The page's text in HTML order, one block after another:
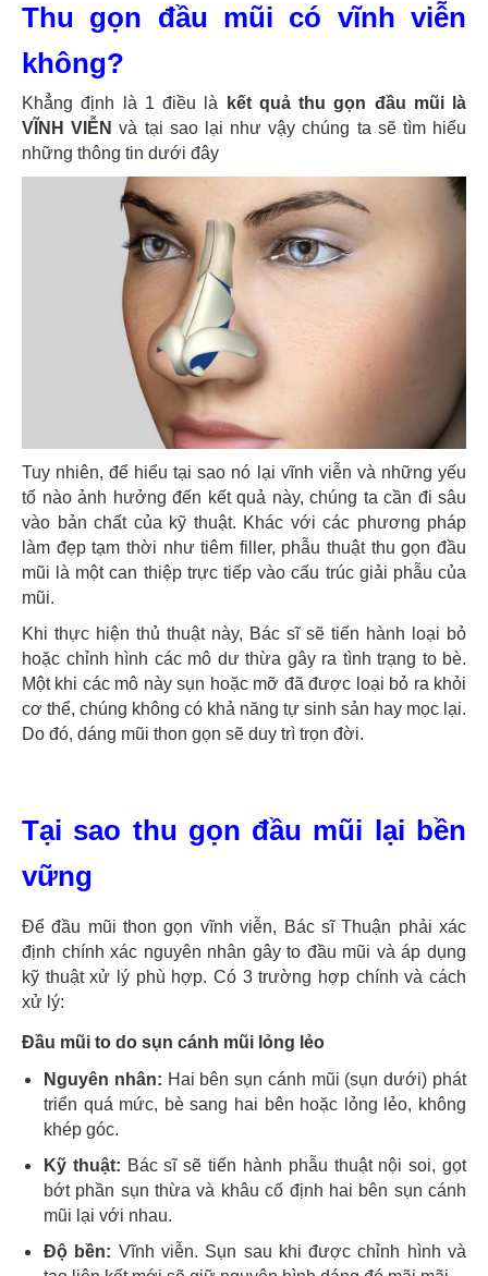
Thu gọn đầu mũi có vĩnh viễn
không?
Khẳng định là 1 điều là
kết quả thu gọn đầu mũi là
VĨNH VIỄNvà tại sao lại như vậy chúng ta sẽ tìm hiểu
những thông tin dưới đây
Tuy nhiên, để hiểu tại sao nó lại vĩnh viễn và những yếu
tố nào ảnh hưởng đến kết quả này, chúng ta cần đi sâu
vào bản chất của kỹ thuật. Khác với các phương pháp
làm đẹp tạm thời như tiêm filler, phẫu thuật thu gọn đầu
mũi là một can thiệp trực tiếp vào cấu trúc giải phẫu của
mũi.
Khi thực hiện thủ thuật này, Bác sĩ sẽ tiến hành loại bỏ
hoặc chỉnh hình các mô dư thừa gây ra tình trạng to bè.
Một khi các mô này sụn hoặc mỡ đã được loại bỏ ra khỏi
cơ thể, chúng không có khả năng tự sinh sản hay mọc lại.
Do đó, dáng mũi thon gọn sẽ duy trì trọn đời.
Tại sao thu gọn đầu mũi lại bền
vững
Để đầu mũi thon gọn vĩnh viễn, Bác sĩ Thuận phải xác
định chính xác nguyên nhân gây to đầu mũi và áp dụng
kỹ thuật xử lý phù hợp. Có 3 trường hợp chính và cách
xử lý:
Đầu mũi to do sụn cánh mũi lỏng lẻo
Nguyên nhân: Hai bên sụn cánh mũi (sụn dưới) phát
triển quá mức, bè sang hai bên hoặc lỏng lẻo, không
khép góc.
Kỹ thuật: Bác sĩ sẽ tiến hành phẫu thuật nội soi, gọt
bớt phần sụn thừa và khâu cố định hai bên sụn cánh
mũi lại với nhau.
Độ bền: Vĩnh viễn. Sụn sau khi được chỉnh hình và